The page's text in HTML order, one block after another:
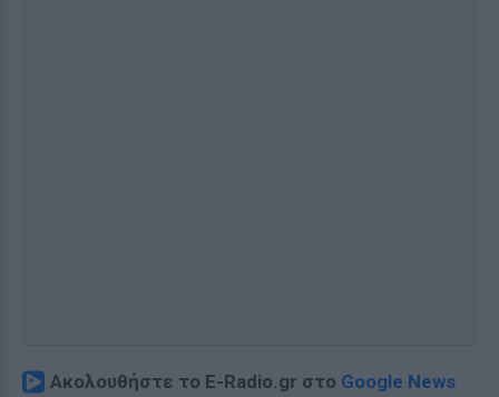
Ακολουθήστε το E-Radio.gr στο Google News